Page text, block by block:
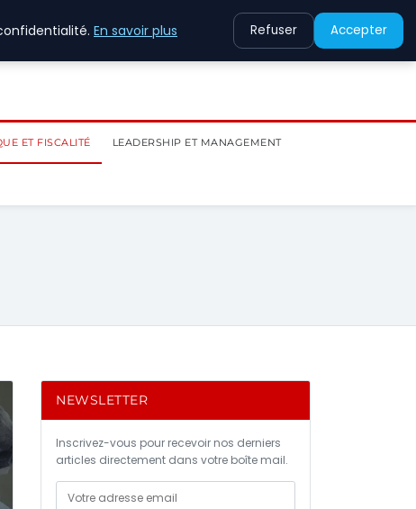
ET FISCALITÉ LEADERSHIP ET MANAGEMENT
NEWSLETTER
Inscrivez-vous pour recevoir nos derniers
articles directement dans votre boîte mail.
En savoir plus Refuser Accepter